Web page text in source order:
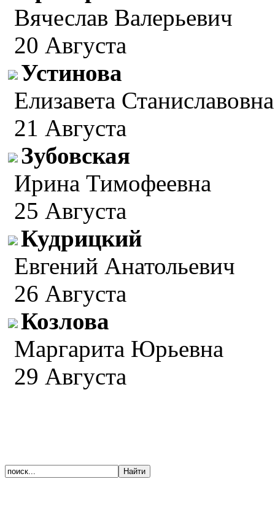
Вячеслав Валерьевич
20 Августа
Устинова
Елизавета Станиславовна
21 Августа
Зубовская
Ирина Тимофеевна
25 Августа
Кудрицкий
Евгений Анатольевич
26 Августа
Козлова
Маргарита Юрьевна
29 Августа